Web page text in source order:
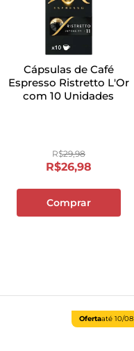
Cápsulas de Café
Espresso Ristretto L'Or
com 10 Unidades
R$29,98
R$26,98
Comprar
Ofertaaté10/08